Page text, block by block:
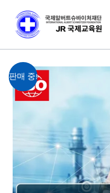
로
판매 중!
가
원.
ISO
45001
안
건
경
영